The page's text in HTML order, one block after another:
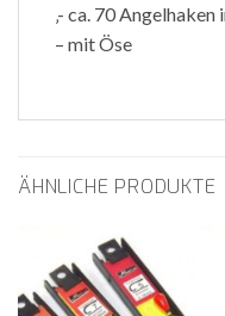
‚- ca. 70
– mit Öse
ÄHNLICHE PRODUKTE